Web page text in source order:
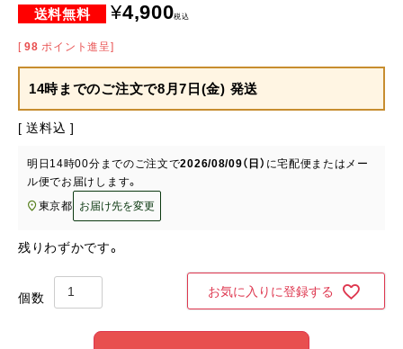
¥4,900税込
[ 98 ポイント進呈]
14時までのご注文で8月7日(金) 発送
送料込
明日 14時00分 までのご注文で2026/08/09（日） に宅配便またはメー
ル便でお届けします。
東京都
お届け先を変更
残りわずかです。
お気に入りに登録する